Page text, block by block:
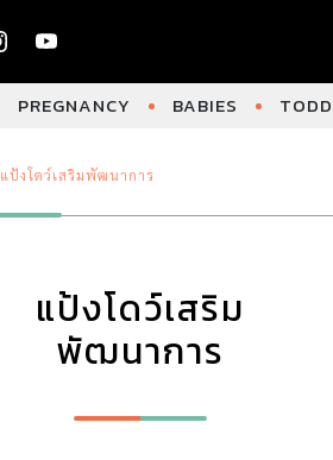
PREGNANCY BABIES
แป้งโดว์เสริมพัฒนาการ
แป้งโดว์เสริม
พัฒนาการ